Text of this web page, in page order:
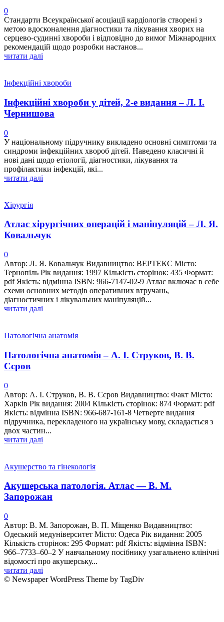
0
Стандарти Всеукраїнської асоціації кардіологів створені з
метою вдосконалення діагностики та лікування хворих на
серцево-судинні хвороби і відповідно до вимог Міжнародних
рекомендацій щодо розробки настанов...
читати далі
Інфекційні хвороби
Інфекційні хвороби у дітей, 2-е видання – Л. І.
Чернишова
0
У національному підручнику викладено основні симптоми та
синдроми інфекційних хвороб дітей. Наведено класичні й
нові дані щодо етіології, діагностики, лікування та
профілактики інфекцій, які...
читати далі
Хірургія
Атлас хірургічних операцій і маніпуляцій – Л. Я.
Ковальчук
0
Автор: Л. Я. Ковальчук Видавництво: ВЕРТЕКС Місто:
Тернопіль Рік видання: 1997 Кількість сторінок: 435 Формат:
pdf Якість: відмінна ISBN: 966-7147-02-9 Атлас включає в себе
схеми основних методів оперативних втручань,
діагностичних і лікувальних маніпуляцій...
читати далі
Патологічна анатомія
Патологічна анатомія – А. І. Струков, В. В.
Сєров
0
Автор: А. І. Струков, В. В. Сєров Видавництво: Факт Місто:
Харків Рік видання: 2004 Кількість сторінок: 874 Формат: pdf
Якість: відмінна ISBN: 966-687-161-8 Четверте видання
підручника, перекладеного на українську мову, складається з
двох частин...
читати далі
Акушерство та гінекологія
Акушерська патологія. Атлас — В. М.
Запорожан
0
Автор: В. М. Запорожан, В. П. Міщенко Видавництво:
Одеський медуніверситет Місто: Одеса Рік видання: 2005
Кількість сторінок: 295 Формат: pdf Якість: відмінна ISBN:
966–7733–60–2 У навчальному посiбнику узагальнено клiнiчнi
вiдомостi про акушерську...
читати далі
© Newspaper WordPress Theme by TagDiv